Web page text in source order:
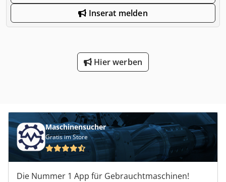
Inserat melden
Hier werben
Maschinensucher
Gratis im Store
Die Nummer 1 App für Gebrauchtmaschinen!